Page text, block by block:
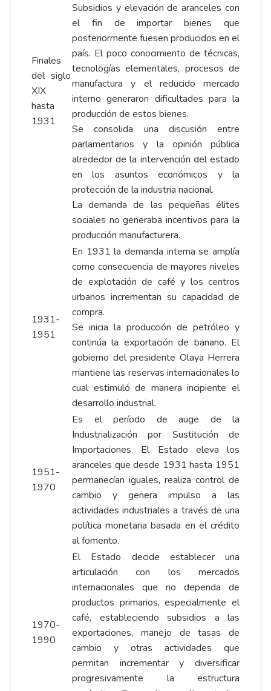
Finales
del siglo
XIX
hasta
1931
Subsidios y elevación de aranceles con
el fin de importar bienes que
posteriormente fuesen producidos en el
país. El poco conocimiento de técnicas,
tecnologías elementales, procesos de
manufactura y el reducido mercado
interno generaron dificultades para la
producción de estos bienes.
Se consolida una discusión entre
parlamentarios y la opinión pública
alrededor de la intervención del estado
en los asuntos económicos y la
protección de la industria nacional.
La demanda de las pequeñas élites
sociales no generaba incentivos para la
producción manufacturera.
1931-
1951
En 1931 la demanda interna se amplía
como consecuencia de mayores niveles
de explotación de café y los centros
urbanos incrementan su capacidad de
compra.
Se inicia la producción de petróleo y
continúa la exportación de banano. El
gobierno del presidente Olaya Herrera
mantiene las reservas internacionales lo
cual estimuló de manera incipiente el
desarrollo industrial.
1951-
1970
Es el período de auge de la
Industrialización por Sustitución de
Importaciones. El Estado eleva los
aranceles que desde 1931 hasta 1951
permanecían iguales, realiza control de
cambio y genera impulso a las
actividades industriales a través de una
política monetaria basada en el crédito
al fomento.
1970-
1990
El Estado decide establecer una
articulación con los mercados
internacionales que no dependa de
productos primarios, especialmente el
café, estableciendo subsidios a las
exportaciones, manejo de tasas de
cambio y otras actividades que
permitan incrementar y diversificar
progresivamente la estructura